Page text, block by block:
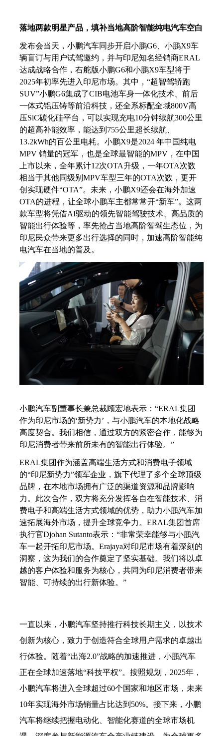
落地两款明星产品，填补当地高阶智能纯电汽车空白
发布会当天，小鹏汽车同步开启小鹏G6、小鹏X9车
辆盲订与用户试驾邀约，并与印尼知名经销商ERAL
达成战略合作，右舵版小鹏G6和小鹏X9车型将于
2025年初率先进入印尼市场。其中，“超智驾轿跑
SUV”小鹏G6集成了CIB电池车身一体化技术、前后
一体式铝压铸等前沿科技，还全系标配全域800V高
压SiC碳化硅平台，可以实现充电10分钟续航300公里
的超高补能效率，能达到755公里超长续航、
13.2kWh的百公里电耗。小鹏X9是2024 年中国纯电
MPV 销量的冠军，也是全球最智能的MPV，在中国
上市以来，全年累计12次OTA升级，一年OTA次数
相当于其他同级别MPV车型三年的OTA次数，更开
创实现硬件“OTA”。未来，小鹏X9还会在海外加速
OTA的进程，让全球小鹏车主都常常开“新车”。这两
款车型将凭借AI驱动的领先智能驾驶技术、高品质的
智能出行体验等，率先抢占当地高阶智驾生态位，为
印尼民众带来更多出行选择的同时，加速高阶智能纯
电汽车在当地的普及。
小鹏汽车副董事长兼总裁顾宏地表示：“ERAL集团
作为印尼市场的‘新势力’，与小鹏汽车的本地化战略
高度契合。我们相信，通过双方的紧密合作，能够为
印尼消费者带来前所未有的智能出行体验。”
ERAL集团作为涵盖高端生活方式和消费电子领域
的“印尼新势力”领军企业，旗下代理了多个全球顶级
品牌，在本地市场拥有广泛的渠道资源和品牌影响
力。此次合作，双方将充分发挥各自在智能技术、消
费电子和高端生活方式领域的优势，助力小鹏汽车加
速拓展海外市场，提升全球竞争力。ERAL集团首席
执行官Djohan Sutanto表示：“非常荣幸能够与小鹏汽
车一起开拓印尼市场。Erajaya对印尼市场有着深刻的
洞察，这为我们的合作奠定了坚实基础。我们将以卓
越的客户体验和服务为核心，共同为印尼消费者带来
智能、可持续的出行新体验。”
一直以来，小鹏汽车坚持推行科技长期主义，以技术
创新为核心，致力于创造符合全球用户需求的卓越出
行体验。随着“出海2.0”战略的加速推进，小鹏汽车
正在全球加速落地“科技平权”。按照规划，2025年，
小鹏汽车将进入全球超过60个国家和地区市场，未来
10年实现海外市场销量占比达到50%。接下来，小鹏
汽车将继续把握电动化、智能化赛道的全球市场机